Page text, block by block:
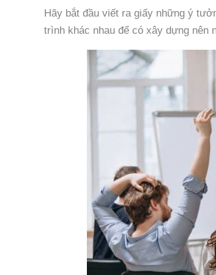
Hãy bắt đầu viết ra giấy những ý
trình khác nhau để có xây dựng nên